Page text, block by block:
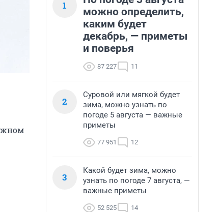
1
можно определить,
каким будет
декабрь, — приметы
и поверья
87 227 11
2
Суровой или мягкой будет
зима, можно узнать по
погоде 5 августа — важные
приметы
77 951 12
3
Какой будет зима, можно
узнать по погоде 7 августа, —
важные приметы
52 525 14